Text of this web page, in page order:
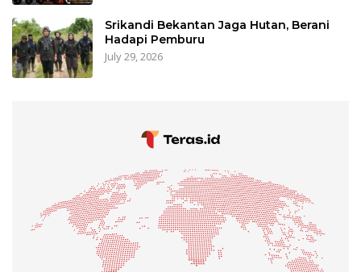
Srikandi Bekantan Jaga Hutan, Berani
Hadapi Pemburu
July 29, 2026